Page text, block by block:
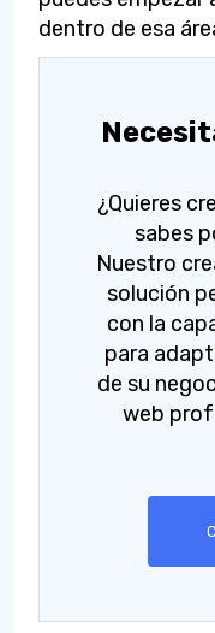
dentro de esa
¿Quieres
sabes
Nuestro
solución
con la
para
de su
web